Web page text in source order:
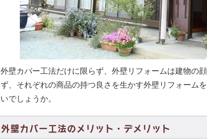
外壁カバー工法だけに限らず、外壁リフォームは建物の
ず、それぞれの商品の持つ良さを生かす外壁リフォーム
いでしょうか。
外壁カバー工法のメリット・デメリット